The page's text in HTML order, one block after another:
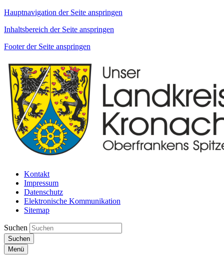
Hauptnavigation der Seite anspringen
Inhaltsbereich der Seite anspringen
Footer der Seite anspringen
Kontakt
Impressum
Datenschutz
Elektronische Kommunikation
Sitemap
Suchen
Suchen
Menü